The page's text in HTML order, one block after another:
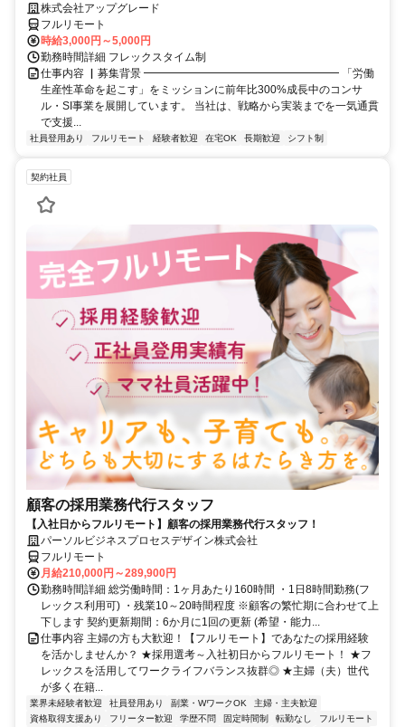
株式会社アップグレード
フルリモート
時給3,000円～5,000円
勤務時間詳細 フレックスタイム制
仕事内容 ▏募集背景 ━━━━━━━━━━━━━━━━━━ 「労働
生産性革命を起こす」をミッションに前年比300%成長中のコンサ
ル・SI事業を展開しています。 当社は、戦略から実装までを一気通貫
で支援...
社員登用あり フルリモート 経験者歓迎 在宅OK 長期歓迎 シフト制
契約社員
顧客の採用業務代行スタッフ
【入社日からフルリモート】顧客の採用業務代行スタッフ！
パーソルビジネスプロセスデザイン株式会社
フルリモート
月給210,000円～289,900円
勤務時間詳細 総労働時間：1ヶ月あたり160時間 ・1日8時間勤務(フ
レックス利用可) ・残業10～20時間程度 ※顧客の繁忙期に合わせて上
下します 契約更新期間：6か月に1回の更新 (希望・能力...
仕事内容 主婦の方も大歓迎！【フルリモート】であなたの採用経験
を活かしませんか？ ★採用選考～入社初日からフルリモート！ ★フ
レックスを活用してワークライフバランス抜群◎ ★主婦（夫）世代
が多く在籍...
業界未経験者歓迎 社員登用あり 副業・WワークOK
主婦・主夫歓迎
資格取得支援あり
フリーター歓迎 学歴不問 固定時間制 転勤なし
フルリモート